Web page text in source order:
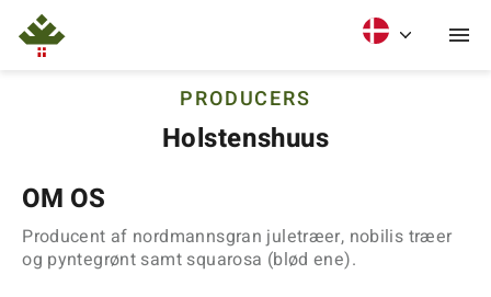
PRODUCERS
Holstenshuus
OM OS
Producent af nordmannsgran juletræer, nobilis træer
og pyntegrønt samt squarosa (blød ene).